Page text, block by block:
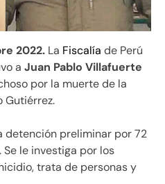
2022. La Fiscalía de Perú
a Juan Pablo Villafuerte
por la muerte de la
Gutiérrez.
detención preliminar por 72
le investiga por los
trata de personas y